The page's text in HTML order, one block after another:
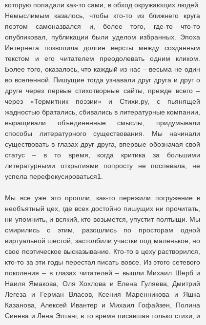
которую попадали как-то сами, в обход окружающих людей.
Немыслимым казалось, чтобы кто-то из ближнего круга
поэтом самоназвался и, более того, где-то что-то
опубликовал, публикации были уделом избранных. Эпоха
Интернета позволила долгие версты между созданным
текстом и его читателем преодолевать одним кликом.
Более того, оказалось, что каждый из нас – весьма не один
во вселенной. Пишущие тогда узнавали друг друга и друг о
друге через первые стихотворные сайты, прежде всего –
через «Термитник поэзии» и Стихи.ру, с пьянящей
жадностью братались, сбивались в литературные компании,
выращивали объединенные смыслы, придумывали
способы литературного существования. Мы начинали
существовать в глазах друг друга, впервые обозначая свой
статус – в то время, когда критика за большими
литературными открытиями попросту не поспевала, не
успела перефокусироваться1.
Мы все уже это прошли, как-то пережили погружение в
необъятный цех, где всех достойно пишущих ни прочитать,
ни упомнить, и всякий, кто возьмется, упустит полтыщи. Мы
смирились с этим, разошлись по просторам одной
виртуальной шестой, застолбили участки под маленькое, но
свое поэтическое высказывание. Кто-то в цеху растворился,
кто-то за эти годы перестал писать вовсе. Из этого сетевого
поколения – в глазах читателей – вышли Михаил Шерб и
Наиля Ямакова, Оля Хохлова и Елена Гуляева, Дмитрий
Легеза и Герман Власов, Ксения Маренникова и Яшка
Казанова, Алексей Ивантер и Михаил Гофайзен, Полина
Синева и Лена Элтанг, в то время писавшая только стихи, и